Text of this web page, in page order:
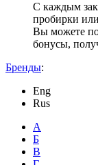
С каждым
пробирки
Вы можете
бонусы,
Бренды:
Eng
Rus
А
Б
В